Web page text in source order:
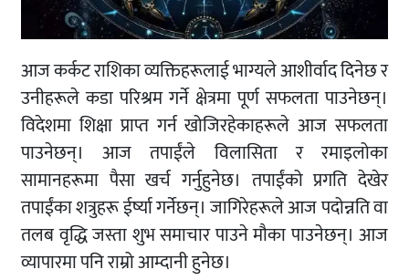
आज कर्कट राशिका व्यक्तिहरूलाई भाग्यले आशीर्वाद दिनेछ र
उनीहरूले कडा परिश्रम गर्ने क्षेत्रमा पूर्ण सफलता पाउनेछन्।
विदेशमा शिक्षा प्राप्त गर्न खोजिरहेकाहरूले आज सफलता
पाउनेछन्। आज तपाईंले विलासिता र रमाइलोका
सामानहरूमा पैसा खर्च गर्नुहुनेछ। तपाईंको प्रगति देखेर
तपाईंका शत्रुहरू ईर्ष्या गर्नेछन्। जागिरेहरूले आज पदोन्नति वा
तलब वृद्धि जस्ता शुभ समाचार पाउने मौका पाउनेछन्। आज
व्यापारमा पनि राम्रो आम्दानी हुनेछ।